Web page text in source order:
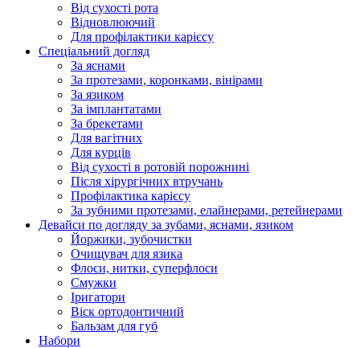
Від сухості рота
Відновлюючий
Для профілактики карієсу
Спеціальний догляд
За яснами
За протезами, коронками, вінірами
За язиком
За імплантатами
За брекетами
Для вагітних
Для курців
Від сухості в ротовій порожнині
Після хірургічних втручань
Профілактика карієсу
За зубними протезами, елайнерами, ретейнерами
Девайси по догляду за зубами, яснами, язиком
Йоржики, зубочистки
Очищувач для язика
Флоси, нитки, суперфлоси
Смужки
Іригатори
Віск ортодонтичний
Бальзам для губ
Набори